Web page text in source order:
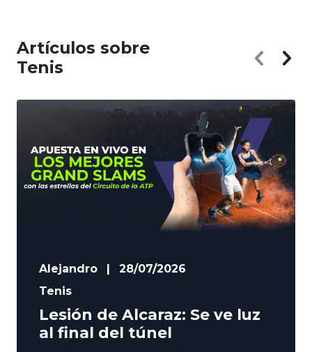
Artículos sobre
Tenis
Alejandro |
28/07/2026
Tenis
Lesión de Alcaraz: Se ve luz
al final del túnel